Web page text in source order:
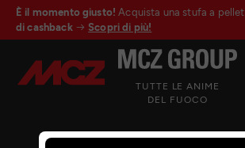
È il momento giusto! Acquista una stufa a pellet
di cashback
Scopri di più!
TUTTE LE ANIME
DEL FUOCO